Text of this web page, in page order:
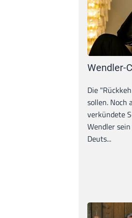
Wendler-
Die
sollen. Noch
verkündete
Wendler
Deuts...